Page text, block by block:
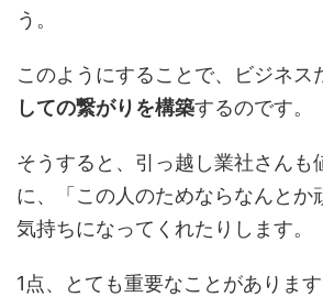
う。
このようにすることで、ビジネス
しての繋がりを構築するのです。
そうすると、引っ越し業社さんも
に、「この人のためならなんとか
気持ちになってくれたりします。
1点、とても重要なことがあります